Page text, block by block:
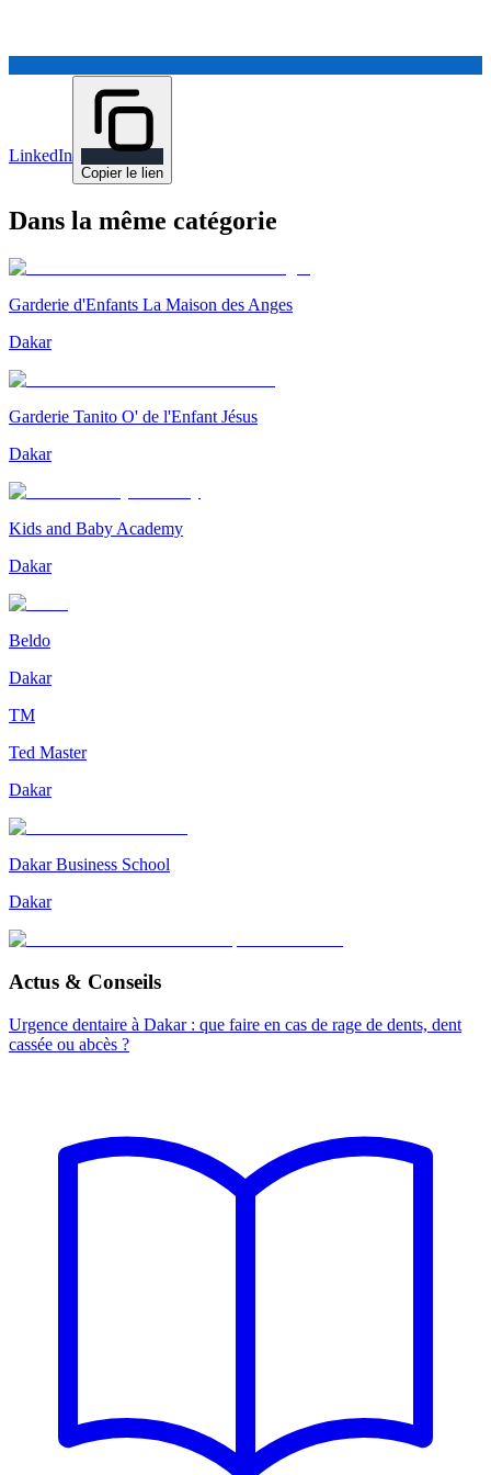
LinkedIn
Copier le lien
Dans la même catégorie
Garderie d'Enfants La Maison des Anges
Dakar
Garderie Tanito O' de l'Enfant Jésus
Dakar
Kids and Baby Academy
Dakar
Beldo
Dakar
TM
Ted Master
Dakar
Dakar Business School
Dakar
Actus & Conseils
Urgence dentaire à Dakar : que faire en cas de rage de dents, dent
cassée ou abcès ?